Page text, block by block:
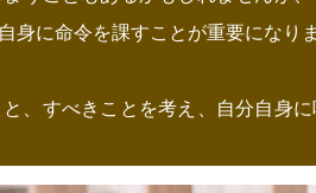
に命令を課すことが重要になりま
、すべきことを考え、自分自身に